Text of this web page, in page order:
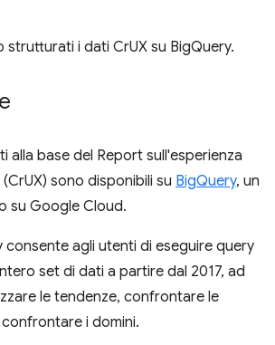
strutturati i dati CrUX su BigQuery.
alla base del Report sull'esperienza
sono disponibili su BigQuery, un
su Google Cloud.
consente agli utenti di eseguire query
set di dati a partire dal 2017, ad
le tendenze, confrontare le
i domini.